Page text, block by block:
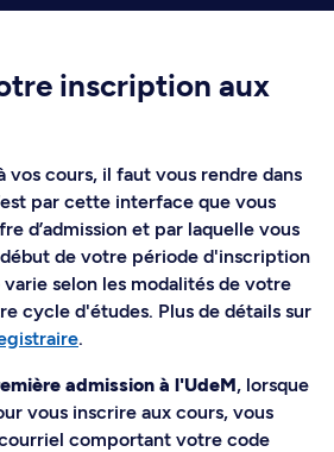
inscription aux
vos cours, il faut vous rendre dans
par cette interface que vous
d’admission et par laquelle vous
de votre période d'inscription
selon les modalités de votre
cycle d'études. Plus de détails sur
.
admission à l'UdeM, lorsque
vous inscrire aux cours, vous
comportant votre code